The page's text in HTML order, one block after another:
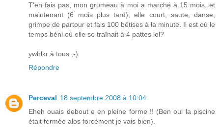
T'en fais pas, mon grumeau à moi a marché à 15 mois, et
maintenant (6 mois plus tard), elle court, saute, danse,
grimpe de partour et fais 100 bêtises à la minute. Il est où le
temps béni où elle se traînait à 4 pattes lol?
ywhlkr à tous ;-)
Répondre
Perceval 18 septembre 2008 à 10:04
Eheh ouais debout e en pleine forme !! (Ben oui la piscine
était fermée alos forcément je vais bien).